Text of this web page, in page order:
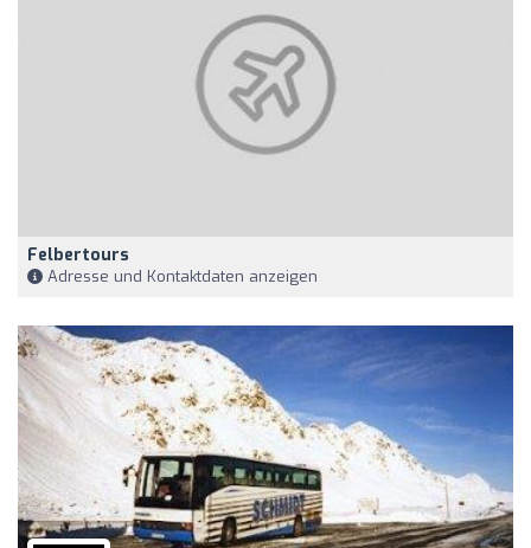
Felbertours
Adresse und Kontaktdaten anzeigen